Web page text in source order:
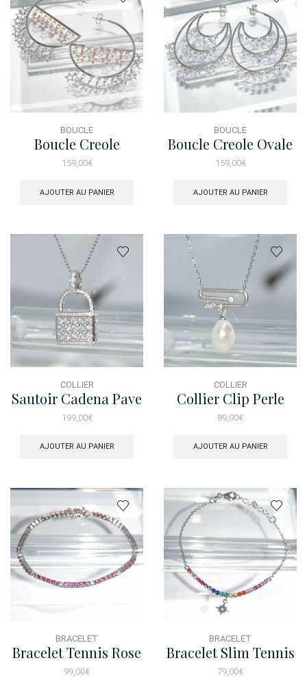
BOUCLE
Boucle Creole
Charms Etoile
159,00€
AJOUTER AU PANIER
BOUCLE
Boucle Creole Ovale
Charms Brillant
159,00€
AJOUTER AU PANIER
COLLIER
Sautoir Cadena Pave
199,00€
AJOUTER AU PANIER
COLLIER
Collier Clip Perle
Brosse
89,00€
AJOUTER AU PANIER
BRACELET
Bracelet Tennis Rose
99,00€
BRACELET
Bracelet Slim Tennis
Rainbow Charms
79,00€